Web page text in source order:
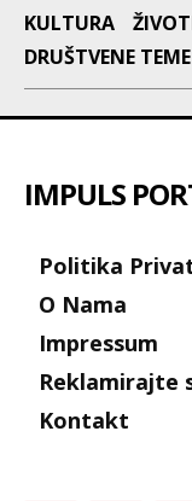
KULTURA
DRUŠTVENE TEME
IMPULS
Politika
O Nama
Impressum
Reklamirajte
Kontakt